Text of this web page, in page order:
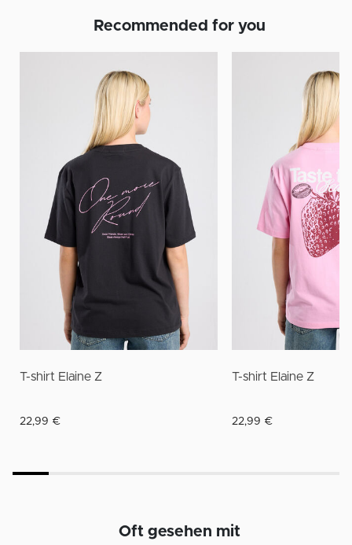
Recommended for you
T-shirt Elaine Z
22,99 €
T-shirt Elaine Z
22,99 €
Oft gesehen mit